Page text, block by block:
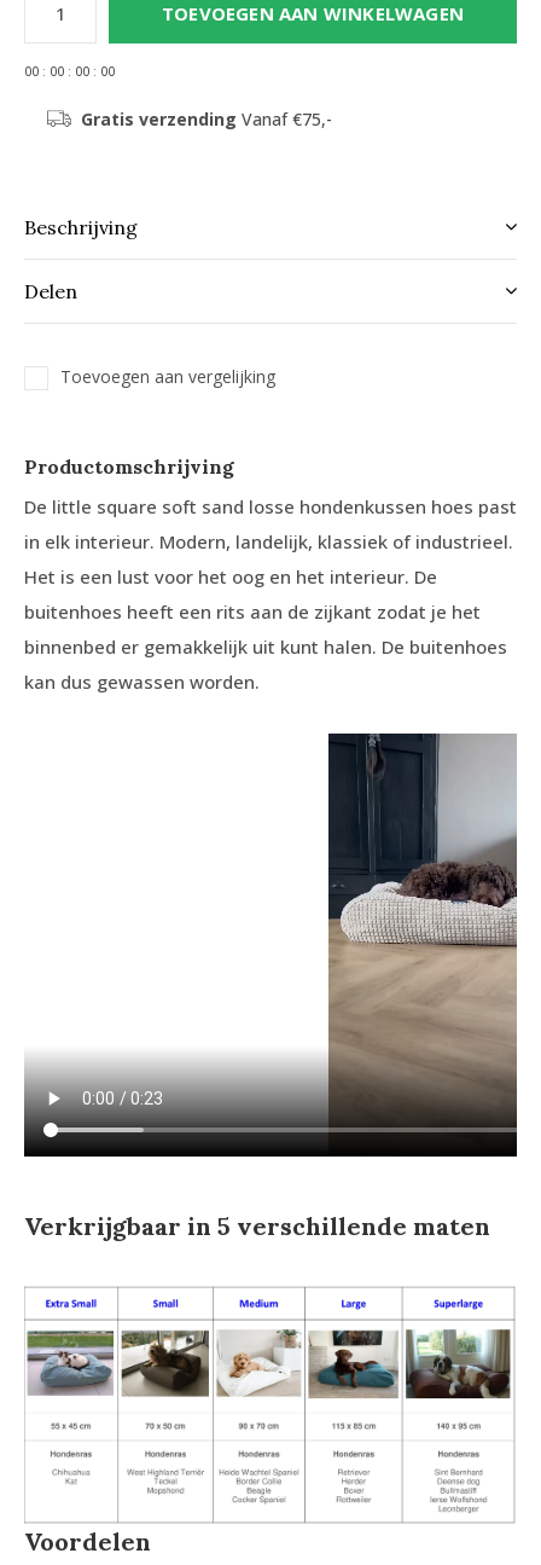
TOEVOEGEN AAN WINKELWAGEN
00 : 00 : 00 : 00
Gratis verzending Vanaf €75,-
Beschrijving
Delen
Toevoegen aan vergelijking
Productomschrijving
De little square soft sand losse hondenkussen hoes past
in elk interieur. Modern, landelijk, klassiek of industrieel.
Het is een lust voor het oog en het interieur. De
buitenhoes heeft een rits aan de zijkant zodat je het
binnenbed er gemakkelijk uit kunt halen. De buitenhoes
kan dus gewassen worden.
Verkrijgbaar in 5 verschillende maten
Voordelen